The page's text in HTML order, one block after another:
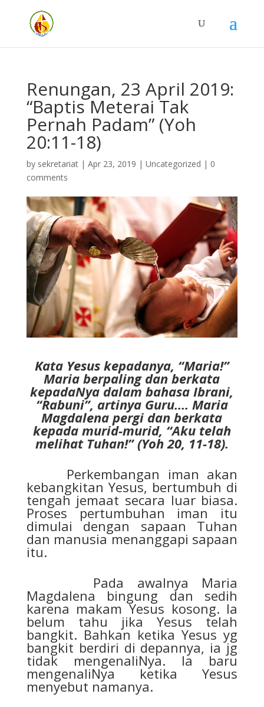
Renungan, 23 April 2019:
“Baptis Meterai Tak
Pernah Padam” (Yoh
20:11-18)
by sekretariat| Apr 23, 2019 | Uncategorized | 0
comments
Kata Yesus kepadanya, “Maria!”
Maria berpaling dan berkata
kepadaNya dalam bahasa Ibrani,
“Rabuni”, artinya Guru…. Maria
Magdalena pergi dan berkata
kepada murid-murid, “Aku telah
melihat Tuhan!” (Yoh 20, 11-18).
Perkembangan iman akan
kebangkitan Yesus, bertumbuh di
tengah jemaat secara luar biasa.
Proses pertumbuhan iman itu
dimulai dengan sapaan Tuhan
dan manusia menanggapi sapaan
itu.
Pada awalnya Maria
Magdalena bingung dan sedih
karena makam Yesus kosong. Ia
belum tahu jika Yesus telah
bangkit. Bahkan ketika Yesus yg
bangkit berdiri di depannya, ia jg
tidak mengenaliNya. Ia baru
mengenaliNya ketika Yesus
menyebut namanya.